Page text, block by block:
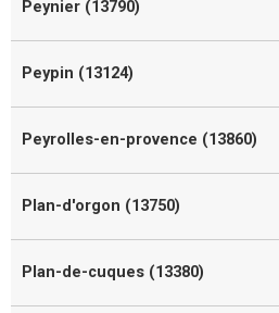
Peynier (13790)
Peypin (13124)
Peyrolles-en-provence (13860)
Plan-d'orgon (13750)
Plan-de-cuques (13380)